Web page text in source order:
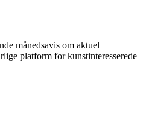
månedsavis om aktuel
platform for kunstinteresserede